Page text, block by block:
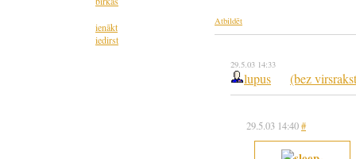
ienākt
iedirst
Atbildēt
29.5.03 14:33
lupus (bez
29.5.03 14:40#